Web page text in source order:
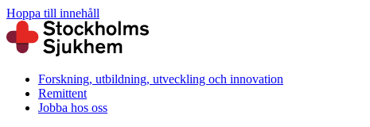
Hoppa till innehåll
Forskning, utbildning, utveckling och innovation
Remittent
Jobba hos oss